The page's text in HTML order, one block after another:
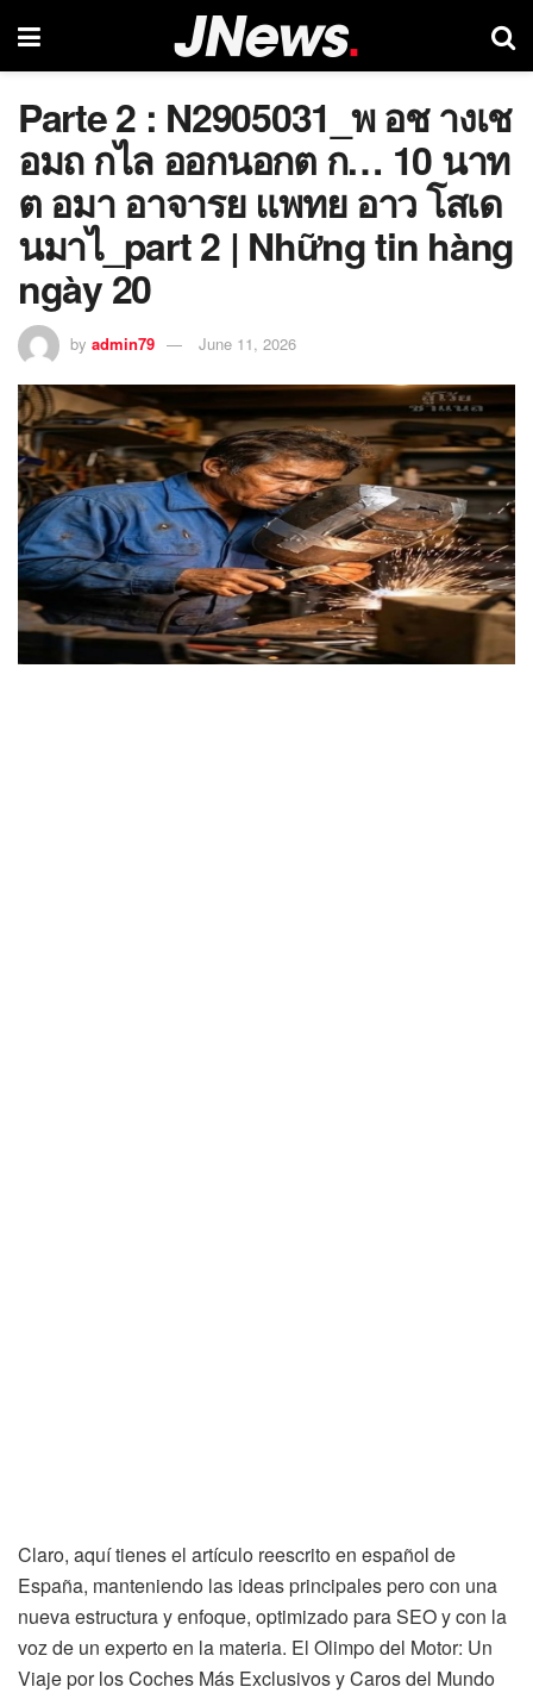
Parte 2 : N2905031_พ อช างเช
อมถ กไล ออกนอกต ก… 10 นาท
ต อมา อาจารย แพทย อาว โสเด
นมาไ_part 2 | Những tin hàng
ngày 20
by admin79 June 11, 2026
Claro, aquí tienes el artículo reescrito en español de
España, manteniendo las ideas principales pero con una
nueva estructura y enfoque, optimizado para SEO y con la
voz de un experto en la materia. El Olimpo del Motor: Un
Viaje por los Coches Más Exclusivos y Caros del Mundo